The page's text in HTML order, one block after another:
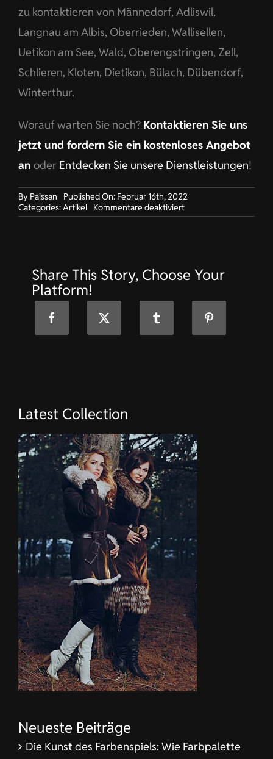
zu kontaktieren von Männedorf, Adliswil,
Langnau am Albis, Oberrieden, Wallisellen,
Uetikon am See, Wald, Oberengstringen, Zell,
Schlieren, Kloten, Dietikon, Bülach, Dübendorf,
Winterthur.
Worauf warten Sie noch? Kontaktieren Sie uns
jetzt und fordern Sie ein kostenloses Angebot
an oder Entdecken Sie unsere Dienstleistungen!
By Paissan
Published On: Februar 16th, 2022
Categories:Artikel Kommentare deaktiviertfür
Arbeitskleidung
in
Männedorf
Share This Story, Choose Your
Platform!
Latest Collection
Neueste Beiträge
Die Kunst des Farbenspiels: Wie Farbpalette